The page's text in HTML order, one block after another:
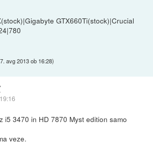
GTX660Ti(stock)|Crucial
7. avg 2013 ob 16:28)
i5 3470 in HD 7870 Myst edition samo
veze.